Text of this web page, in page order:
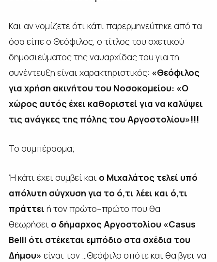
Και αν νομίζετε ότι κάτι παρερμηνεύτηκε από τα
όσα είπε ο Θεόφιλος, ο τίτλος του σχετικού
δημοσιεύματος της ναυαρχίδας του για τη
συνέντευξη είναι χαρακτηριστικός: «Θεόφιλος
για χρήση ακινήτου του Νοσοκομείου: «Ο
χώρος αυτός έχει καθοριστεί για να καλύψει
τις ανάγκες της πόλης του Αργοστολίου»!!!
Το συμπέρασμα;
Ή κάτι έχει συμβεί και ο Μιχαλάτος τελεί υπό
απόλυτη σύγχυση για το ό,τι λέει και ό,τι
πράττει ή τον πρώτο–πρώτο που θα
θεωρήσει ο δήμαρχος Αργοστολίου «Casus
Belli ότι στέκεται εμπόδιο στα σχέδια του
Δήμου» είναι τον …Θεόφιλο οπότε και θα βγει να